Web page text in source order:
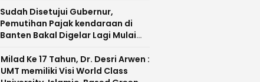
Sudah Disetujui Gubernur,
Pemutihan Pajak kendaraan di
Banten Bakal Digelar Lagi Mulai
Milad Ke 17 Tahun, Dr. Desri Arwen :
UMT memiliki Visi World Class